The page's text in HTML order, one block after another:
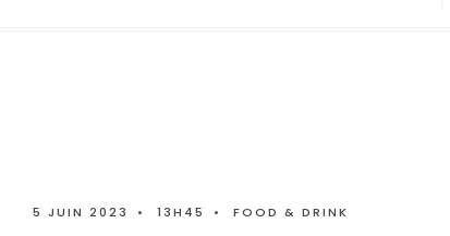
5 JUIN 2023 • 13H45 • FOOD & DRINK